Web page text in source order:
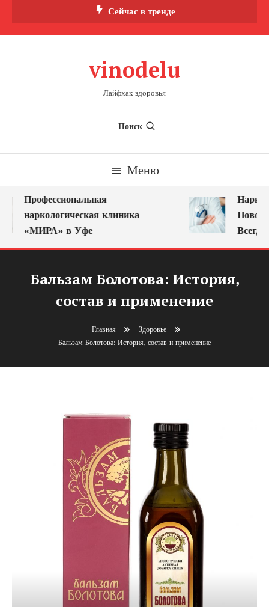
Сейчас в тренде
vinodelu
Лайфхак здоровья
Поиск
Меню
Профессиональная
наркологическая клиника
«МИРА» в Уфе
Всегда
Бальзам Болотова: История,
состав и применение
Главная
Здоровье
Бальзам Болотова: История, состав и применение